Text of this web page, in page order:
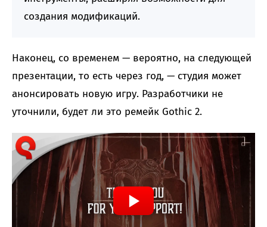
создания модификаций.
Наконец, со временем — вероятно, на следующей
презентации, то есть через год, — студия может
анонсировать новую игру. Разработчики не
уточнили, будет ли это ремейк Gothic 2.